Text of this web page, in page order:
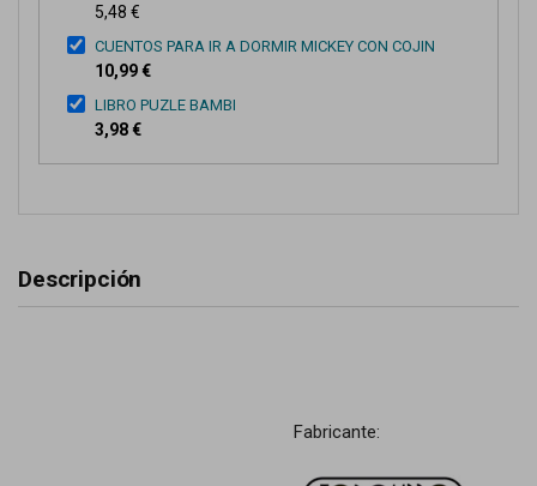
5,48 €
CUENTOS PARA IR A DORMIR MICKEY CON COJIN
10,99 €
LIBRO PUZLE BAMBI
3,98 €
Descripción
Fabricante: